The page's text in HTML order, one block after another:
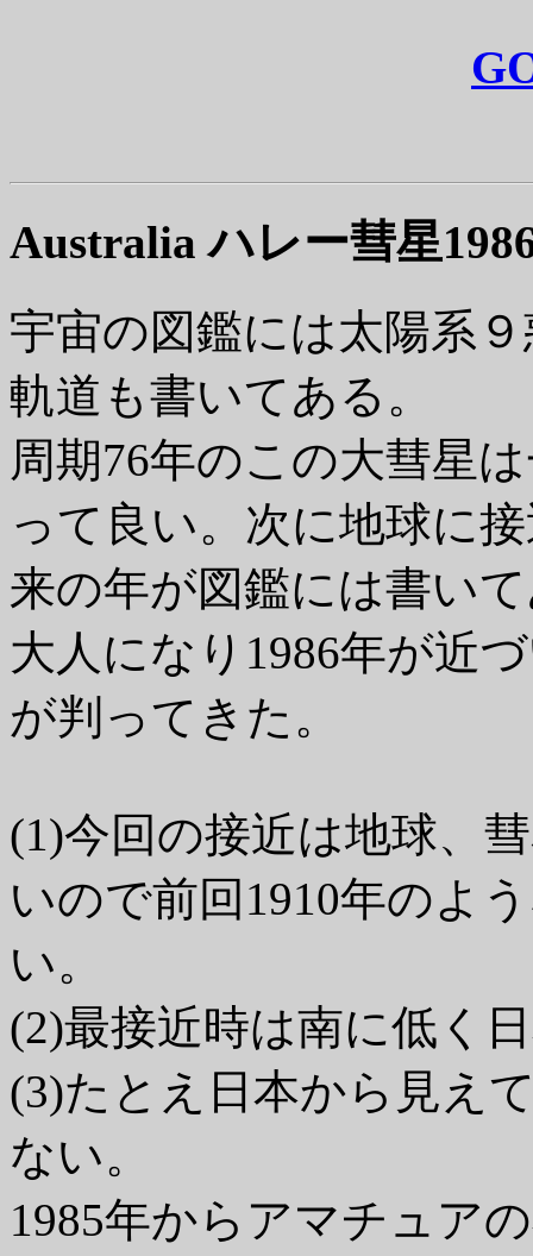
Australia ハレー彗星
宇宙の図鑑には太陽系
軌道も書いてある。
周期76年のこの大彗星
って良い。次に地球に
来の年が図鑑には書い
大人になり1986年が近
が判ってきた。
(1)今回の接近は地球、
いので前回1910年のよ
い。
(2)最接近時は南に低く
(3)たとえ日本から見え
ない。
1985年からアマチュア